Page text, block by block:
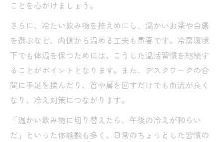
ことを心がけましょう。
さらに、冷たい飲み物を控えめにし、温かいお茶や白湯
を選ぶなど、内側から温める工夫も重要です。冷房環境
下でも体温を保つためには、こうした温活習慣を継続す
ることがポイントとなります。また、デスクワークの合
間に手足を揉んだり、首や肩を回すだけでも血流が良く
なり、冷え対策につながります。
「温かい飲み物に切り替えたら、午後の冷えが和らい
だ」といった体験談も多く、日常のちょっとした習慣の